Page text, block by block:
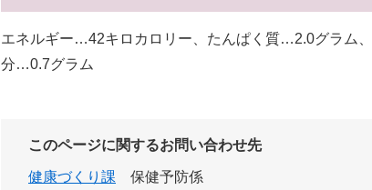
エネルギー…42キロカロリー、たんぱく質…2.0グラム
分…0.7グラム
このページに関するお問い合わせ先
健康づくり課
保健予防係